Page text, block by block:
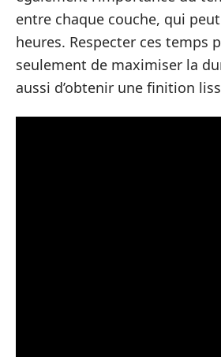
entre chaque couche, qui
heures. Respecter ces temps
seulement de maximiser la
aussi d’obtenir une finition